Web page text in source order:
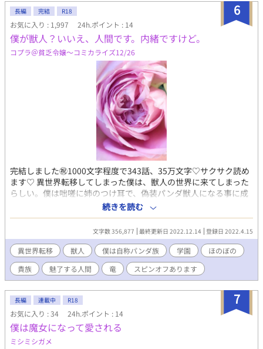
6
長編 完結 R18
お気に入り : 1,997 24h.ポイント : 14
僕が獣人？いいえ、人間です。内緒ですけど。
コプラ＠貧乏令嬢〜コミカライズ12/26
完結しました㊗️1000文字程度で343話、35万文字♡サクサク読め
ます♡ 異世界転移してしまった僕は、獣人の世界に来てしまった
らしい。僕は咄嗟に姉のつけ耳で、偽装パンダ獣人になる事に成
功した。領主の息子に拾われた僕は人間のいないこの世界で、珍
しい種族として怪しまれずに生きていけるはずだ。多分。きっ
と。 逞しい獣人の世界で、何とも悪目立ちする高校一年生だった
「僕」が周囲を巻き込みながら獣人の世界で生き抜くハラハラド
キドキの物語。無自覚に周囲の獣人らを魅了してドキドキさせて
ることにも気づかない「僕」の未来は？ ※R18、総受け魅了が凄
い！ ☆BLランキング最高位11位ありがとうございます♡ 追いか
け投稿中のなろうムーンでも日間連載BLランキングで1位になり
ました♡ スピンオフ短編『デービス殿下の憂鬱』9話にて完結し
ました♡(2023/2/23)
続きを読む
文字数 356,877 最終更新日 2022.12.14 登録日 2022.4.15
異世界転移 獣人 僕は自称パンダ族 学園
ほのぼの
貴族
魅了する人間 竜 スピンオフあります
7
長編 連載中 R18
お気に入り : 34 24h.ポイント : 14
僕は魔女になって愛される
ミシミシガメ